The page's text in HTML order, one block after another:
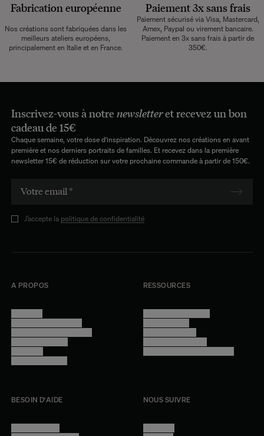
Fabrication européenne
Nos créations sont fabriquées dans les
meilleurs ateliers européens,
principalement en Italie et en France.
Paiement 3x sans frais
Paiement sécurisé via Visa, Mastercard,
Amex, Paypal ou virement bancaire.
Paiement en 3x sans frais à partir de
350€.
Inscrivez-vous à notre newsletteret recevez un bon
cadeau de 15€
Chaque semaine, votre dose d'inspiration. Découvrez nos créations en avant
première et nos derniers portraits de familles. Et recevez dans la première
newsletter 15€ de réduction sur votre prochaine commande à partir de 150€.
J’accepte la politique de confidentialité
A PROPOS RESSOURCES
BESOIN D'AIDE NOUS SUIVRE